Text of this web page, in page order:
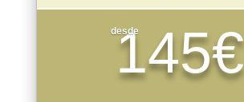
desde
145€